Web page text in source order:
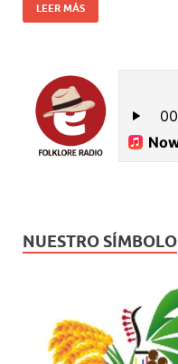
LEER MÁS
NUESTRO SÍMBOLO